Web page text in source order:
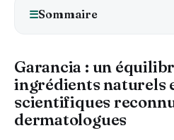
☰Sommaire
Garancia : un
ingrédients naturels
scientifiques
dermatologues